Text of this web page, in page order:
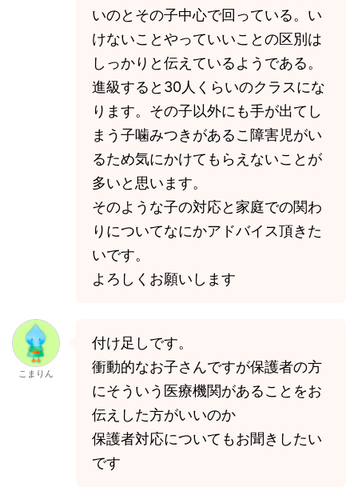
いのとその子中心で回っている。い
けないことやっていいことの区別は
しっかりと伝えているようである。
進級すると30人くらいのクラスにな
ります。その子以外にも手が出てし
まう子噛みつきがあるこ障害児がい
るため気にかけてもらえないことが
多いと思います。
そのような子の対応と家庭での関わ
りについてなにかアドバイス頂きた
いです。
よろしくお願いします
こまりん
付け足しです。
衝動的なお子さんですが保護者の方
にそういう医療機関があることをお
伝えした方がいいのか
保護者対応についてもお聞きしたい
です